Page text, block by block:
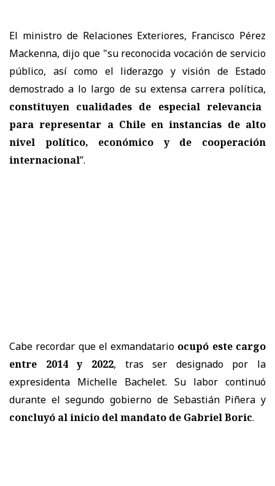
El ministro de Relaciones Exteriores, Francisco Pérez
Mackenna, dijo que "su reconocida vocación de servicio
público, así como el liderazgo y visión de Estado
demostrado a lo largo de su extensa carrera política,
constituyen cualidades de especial relevancia
para representar a Chile en instancias de alto
nivel político, económico y de cooperación
internacional”.
Cabe recordar que el exmandatario ocupó este cargo
entre
2014 y 2022, tras ser designado por la
expresidenta Michelle Bachelet. Su labor continuó
durante el segundo gobierno de Sebastián Piñera y
concluyó al inicio del mandato de Gabriel Boric.